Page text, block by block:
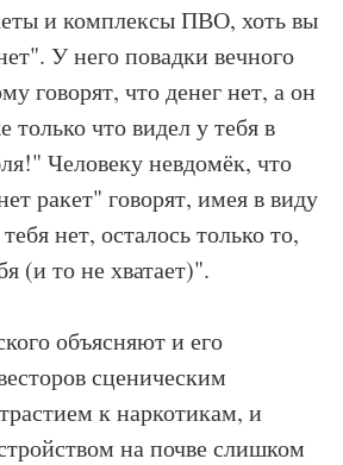
и комплексы ПВО, хоть вы
У него повадки вечного
говорят, что денег нет, а он
что видел у тебя в
Человеку невдомёк, что
ракет" говорят, имея в виду
нет, осталось только то,
(и то не хватает)".
объясняют и его
сценическим
к наркотикам, и
на почве слишком